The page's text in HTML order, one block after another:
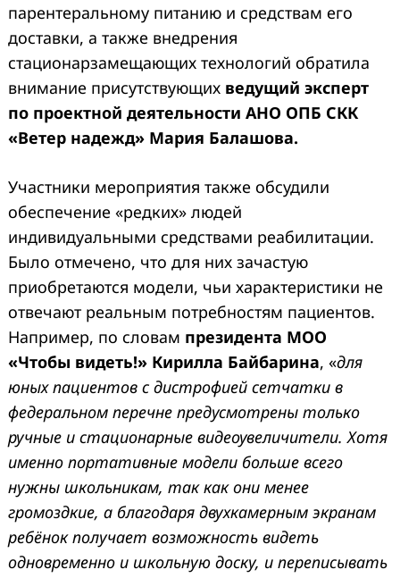
парентеральному питанию и средствам его
доставки, а также внедрения
стационарзамещающих технологий обратила
внимание присутствующих ведущий эксперт
по проектной деятельности АНО ОПБ СКК
«Ветер надежд» Мария Балашова.
Участники мероприятия также обсудили
обеспечение «редких» людей
индивидуальными средствами реабилитации.
Было отмечено, что для них зачастую
приобретаются модели, чьи характеристики не
отвечают реальным потребностям пациентов.
Например, по словам президента МОО
«Чтобы видеть!» Кирилла Байбарина, «для
юных пациентов с дистрофией сетчатки в
федеральном перечне предусмотрены только
ручные и стационарные видеоувеличители. Хотя
именно портативные модели больше всего
нужны школьникам, так как они менее
громоздкие, а благодаря двухкамерным экранам
ребёнок получает возможность видеть
одновременно и школьную доску, и переписывать